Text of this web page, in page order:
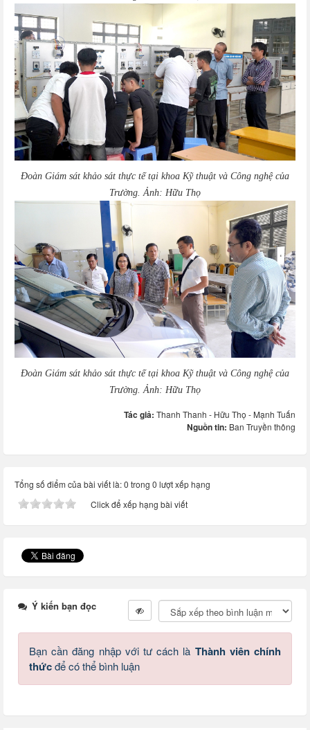
Đoàn Giám sát khảo sát thực tế tại khoa Kỹ thuật và Công nghệ của
Trường. Ảnh: Hữu Thọ
Đoàn Giám sát khảo sát thực tế tại khoa Kỹ thuật và Công nghệ của
Trường. Ảnh: Hữu Thọ
Tác giả: Thanh Thanh - Hữu Thọ - Mạnh Tuấn
Nguồn tin: Ban Truyền thông
Tổng số điểm của bài viết là: 0 trong 0 lượt xếp hạng
Click để xếp hạng bài viết
Ý kiến bạn đọc
Bạn cần đăng nhập với tư cách là Thành viên chính
thứcđể có thể bình luận